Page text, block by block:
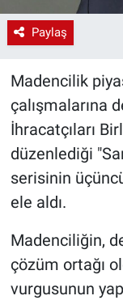
Paylaş
Madencilik
çalışmalarına
İhracatçıları
düzenlediği
serisinin
ele aldı.
Madenciliğin,
çözüm ortağı
vurgusunun